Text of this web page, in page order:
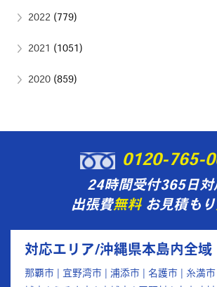
2022 (779)
2021 (1051)
2020 (859)
0120-765-
24時間受付365日対
出張費無料お見積もり
対応エリア/沖縄県本島内全域
那覇市 | 宜野湾市 | 浦添市 | 名護市 | 糸満